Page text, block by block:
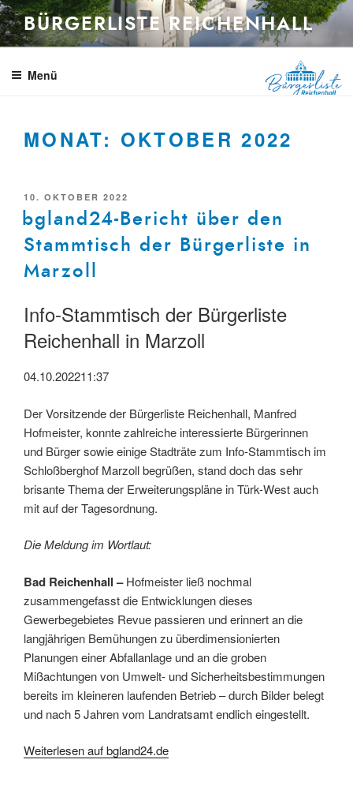
Zum
Inhalt
springen
BÜRGERLISTE REICHENHALL
Menü
MONAT: OKTOBER 2022
VERÖFFENTLICHT
AM
10. OKTOBER 2022
bgland24-Bericht über den
Stammtisch der Bürgerliste in
Marzoll
Info-Stammtisch der Bürgerliste
Reichenhall in Marzoll
04.10.202211:37
Der Vorsitzende der Bürgerliste Reichenhall, Manfred
Hofmeister, konnte zahlreiche interessierte Bürgerinnen
und Bürger sowie einige Stadträte zum Info-Stammtisch im
Schloßberghof Marzoll begrüßen, stand doch das sehr
brisante Thema der Erweiterungspläne in Türk-West auch
mit auf der Tagesordnung.
Die Meldung im Wortlaut:
Bad Reichenhall –Hofmeister ließ nochmal
zusammengefasst die Entwicklungen dieses
Gewerbegebietes Revue passieren und erinnert an die
langjährigen Bemühungen zu überdimensionierten
Planungen einer Abfallanlage und an die groben
Mißachtungen von Umwelt- und Sicherheitsbestimmungen
bereits im kleineren laufenden Betrieb – durch Bilder belegt
und nach 5 Jahren vom Landratsamt endlich eingestellt.
Weiterlesen auf bgland24.de